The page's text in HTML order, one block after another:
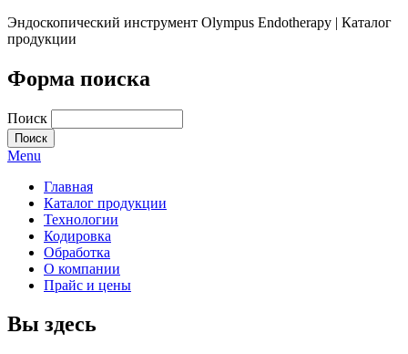
Эндоскопический инструмент Olympus Endotherapy | Каталог
продукции
Форма поиска
Поиск
Menu
Главная
Каталог продукции
Технологии
Кодировка
Обработка
О компании
Прайс и цены
Вы здесь